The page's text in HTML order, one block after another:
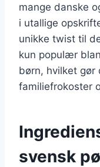
mange danske
i utallige
unikke twist til
kun populær
børn, hvilket gør
familiefrokoster
svensk